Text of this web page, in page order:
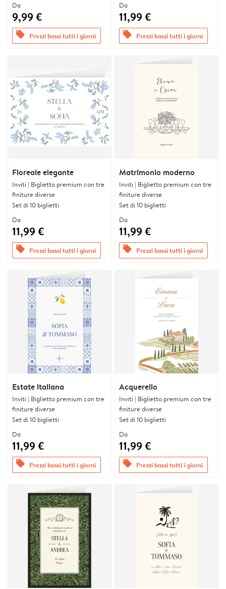
Da
9,99 €
offers Prezzi bassi tutti i giorni
Da
11,99 €
offers Prezzi bassi tutti i giorni
Floreale elegante
Inviti | Biglietto premium con tre
finiture diverse
Set di 10 biglietti
Da
11,99 €
offers Prezzi bassi tutti i giorni
Matrimonio moderno
Inviti | Biglietto premium con tre
finiture diverse
Set di 10 biglietti
Da
11,99 €
offers Prezzi bassi tutti i giorni
Estate italiana
Inviti | Biglietto premium con tre
finiture diverse
Set di 10 biglietti
Da
11,99 €
offers Prezzi bassi tutti i giorni
Acquerello
Inviti | Biglietto premium con tre
finiture diverse
Set di 10 biglietti
Da
11,99 €
offers Prezzi bassi tutti i giorni